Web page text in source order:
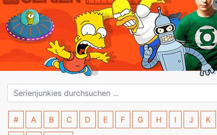
# A B C D E F G H I J K